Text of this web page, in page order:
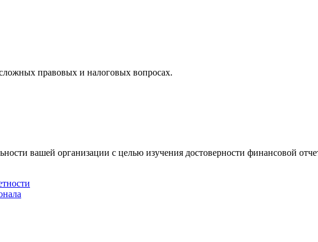
правовых и налоговых вопросах.
вашей организации с целью изучения достоверности финансовой